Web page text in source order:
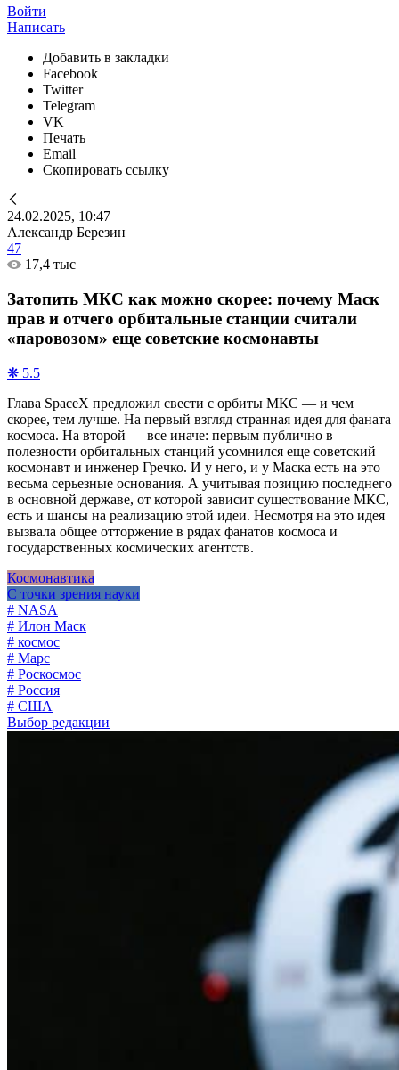
Войти
Написать
Добавить в закладки
Facebook
Twitter
Telegram
VK
Печать
Email
Скопировать ссылку
24.02.2025, 10:47
Александр Березин
47
17,4 тыс
Затопить МКС как можно скорее: почему Маск
прав и отчего орбитальные станции считали
«паровозом» еще советские космонавты
❋ 5.5
Глава SpaceX предложил свести с орбиты МКС — и чем
скорее, тем лучше. На первый взгляд странная идея для фаната
космоса. На второй — все иначе: первым публично в
полезности орбитальных станций усомнился еще советский
космонавт и инженер Гречко. И у него, и у Маска есть на это
весьма серьезные основания. А учитывая позицию последнего
в основной державе, от которой зависит существование МКС,
есть и шансы на реализацию этой идеи. Несмотря на это идея
вызвала общее отторжение в рядах фанатов космоса и
государственных космических агентств.
Космонавтика
С точки зрения науки
# NASA
# Илон Маск
# космос
# Марс
# Роскосмос
# Россия
# США
Выбор редакции